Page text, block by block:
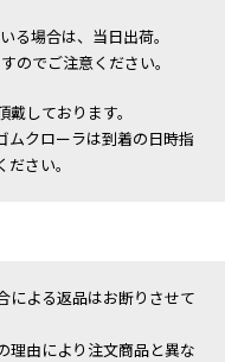
る場合は、当日出荷。
のでご注意ください。
しております。
クローラは到着の日時指
さい。
による返品はお断りさせて
理由により注文商品と異な